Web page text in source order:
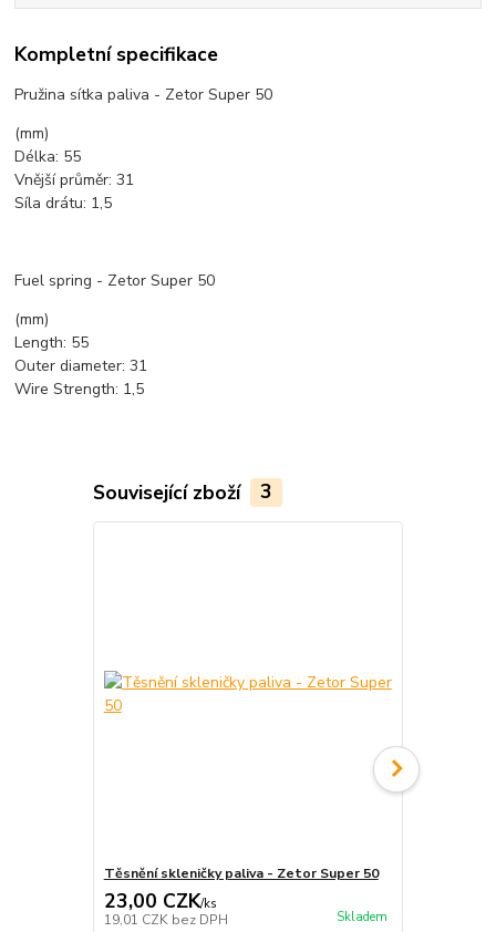
Kompletní specifikace
Pružina sítka paliva - Zetor Super 50
(mm)
Délka: 55
Vnější průměr: 31
Síla drátu: 1,5
Fuel spring - Zetor Super 50
(mm)
Length: 55
Outer diameter: 31
Wire Strength: 1,5
Související zboží 3
Těsnění skleničky paliva - Zetor Super 50
23,00 CZK/ks
19,01 CZK bez DPH Skladem